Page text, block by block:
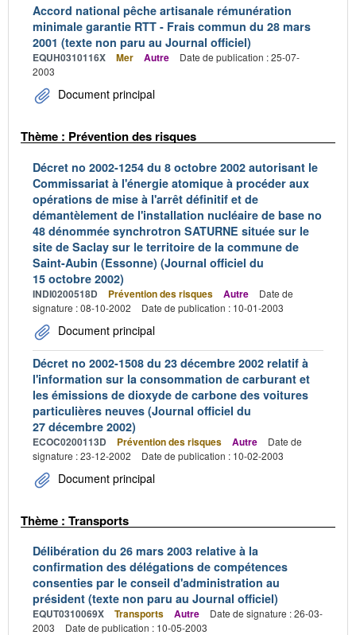
Accord national pêche artisanale rémunération
minimale garantie RTT - Frais commun du 28 mars
2001 (texte non paru au Journal officiel)
EQUH0310116X Mer Autre
Date de publication : 25-07-
2003
Document principal
Thème : Prévention des risques
Décret no 2002-1254 du 8 octobre 2002 autorisant le
Commissariat à l'énergie atomique à procéder aux
opérations de mise à l'arrêt définitif et de
démantèlement de l'installation nucléaire de base no
48 dénommée synchrotron SATURNE située sur le
site de Saclay sur le territoire de la commune de
Saint-Aubin (Essonne) (Journal officiel du
15 octobre 2002)
INDI0200518D Prévention des risques Autre
Date de
signature : 08-10-2002
Date de publication : 10-01-2003
Document principal
Décret no 2002-1508 du 23 décembre 2002 relatif à
l'information sur la consommation de carburant et
les émissions de dioxyde de carbone des voitures
particulières neuves (Journal officiel du
27 décembre 2002)
ECOC0200113D Prévention des risques Autre
Date de
signature : 23-12-2002
Date de publication : 10-02-2003
Document principal
Thème : Transports
Délibération du 26 mars 2003 relative à la
confirmation des délégations de compétences
consenties par le conseil d'administration au
président (texte non paru au Journal officiel)
EQUT0310069X Transports Autre
Date de signature : 26-03-
2003
Date de publication : 10-05-2003